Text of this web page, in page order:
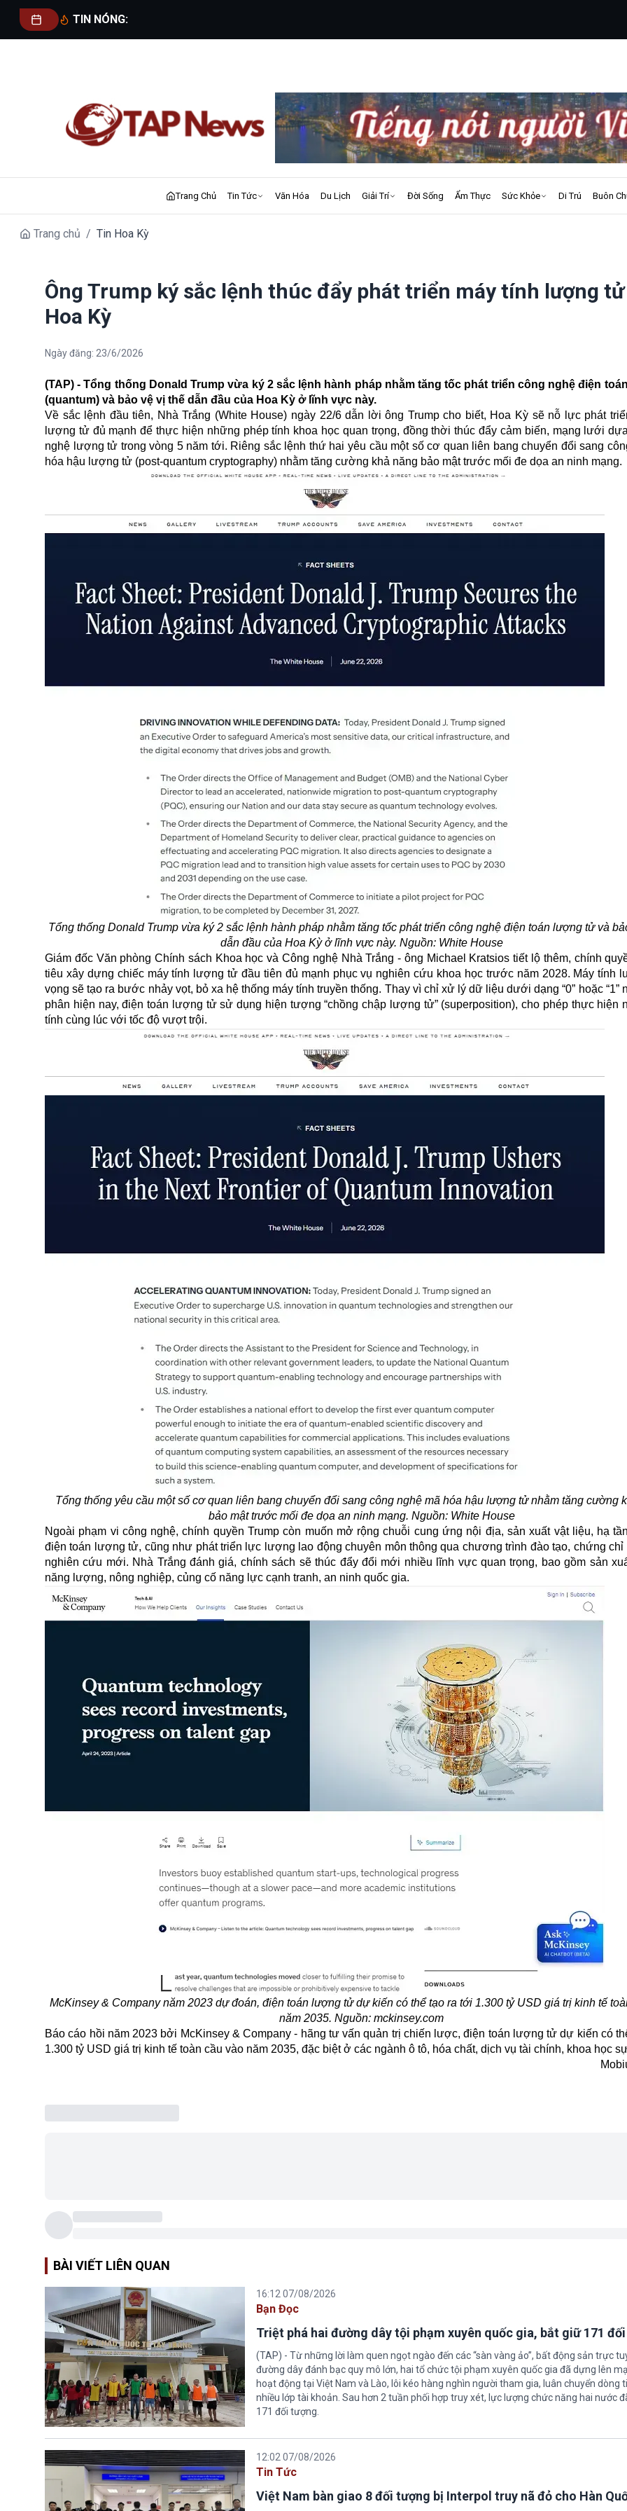
TIN NÓNG:
Trang Chủ Tin Tức Văn Hóa Du Lịch Giải Trí Đời Sống Ẩm Thực Sức Khỏe Di Trú Buôn
Trang chủ / Tin Hoa Kỳ
Ông Trump ký sắc lệnh thúc đẩy phát triển máy tính lượng
Hoa Kỳ
Ngày đăng: 23/6/2026
(TAP) - Tổng thống Donald Trump vừa ký 2 sắc lệnh hành pháp nhằm tăng tốc phát triển công nghệ điện
(quantum) và bảo vệ vị thế dẫn đầu của Hoa Kỳ ở lĩnh vực này.
Về sắc lệnh đầu tiên, Nhà Trắng (White House) ngày 22/6 dẫn lời ông Trump cho biết, Hoa Kỳ sẽ nỗ lực phát
lượng tử đủ mạnh để thực hiện những phép tính khoa học quan trọng, đồng thời thúc đẩy cảm biến, mạng lưới
nghệ lượng tử trong vòng 5 năm tới. Riêng sắc lệnh thứ hai yêu cầu một số cơ quan liên bang chuyển đổi sang
hóa hậu lượng tử (post-quantum cryptography) nhằm tăng cường khả năng bảo mật trước mối đe dọa an ninh mạng.
Tổng thống Donald Trump vừa ký 2 sắc lệnh hành pháp nhằm tăng tốc phát triển công nghệ điện toán lượng tử và
dẫn đầu của Hoa Kỳ ở lĩnh vực này. Nguồn: White House
Giám đốc Văn phòng Chính sách Khoa học và Công nghệ Nhà Trắng - ông Michael Kratsios tiết lộ thêm, chính
tiêu xây dựng chiếc máy tính lượng tử đầu tiên đủ mạnh phục vụ nghiên cứu khoa học trước năm 2028. Máy tính
vọng sẽ tạo ra bước nhảy vọt, bỏ xa hệ thống máy tính truyền thống. Thay vì chỉ xử lý dữ liệu dưới dạng “0” hoặc “1”
phân hiện nay, điện toán lượng tử sử dụng hiện tượng “chồng chập lượng tử” (superposition), cho phép thực hiện
tính cùng lúc với tốc độ vượt trội.
Tổng thống yêu cầu một số cơ quan liên bang chuyển đổi sang công nghệ mã hóa hậu lượng tử nhằm tăng cường
bảo mật trước mối đe dọa an ninh mạng. Nguồn: White House
Ngoài phạm vi công nghệ, chính quyền Trump còn muốn mở rộng chuỗi cung ứng nội địa, sản xuất vật liệu, hạ
điện toán lượng tử, cũng như phát triển lực lượng lao động chuyên môn thông qua chương trình đào tạo, chứng chỉ
nghiên cứu mới. Nhà Trắng đánh giá, chính sách sẽ thúc đẩy đổi mới nhiều lĩnh vực quan trọng, bao gồm sản
năng lượng, nông nghiệp, củng cố năng lực cạnh tranh, an ninh quốc gia.
McKinsey & Company năm 2023 dự đoán, điện toán lượng tử dự kiến có thể tạo ra tới 1.300 tỷ USD giá trị kinh tế
năm 2035. Nguồn: mckinsey.com
Báo cáo hồi năm 2023 bởi McKinsey & Company - hãng tư vấn quản trị chiến lược, điện toán lượng tử dự kiến có
1.300 tỷ USD giá trị kinh tế toàn cầu vào năm 2035, đặc biệt ở các ngành ô tô, hóa chất, dịch vụ tài chính, khoa học
BÀI VIẾT LIÊN QUAN
16:12 07/08/2026
Bạn Đọc
Triệt phá hai đường dây tội phạm xuyên quốc gia, bắt giữ 171
(TAP) - Từ những lời làm quen ngọt ngào đến các “sàn vàng ảo”, bất động sản trực
đường dây đánh bạc quy mô lớn, hai tổ chức tội phạm xuyên quốc gia đã dựng lên
hoạt động tại Việt Nam và Lào, lôi kéo hàng nghìn người tham gia, luân chuyển dòng
nhiều lớp tài khoản. Sau hơn 2 tuần phối hợp truy xét, lực lượng chức năng hai nước
171 đối tượng.
12:02 07/08/2026
Tin Tức
Việt Nam bàn giao 8 đối tượng bị Interpol truy nã đỏ cho Hàn